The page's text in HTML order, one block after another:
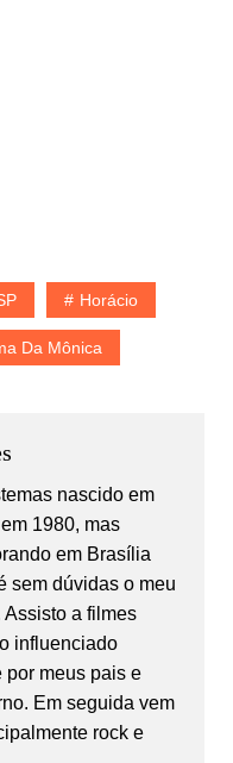
Horácio
Da Mônica
nascido em
1980, mas
em Brasília
sem dúvidas o meu
Assisto a filmes
influenciado
por meus pais e
Em seguida vem
rock e